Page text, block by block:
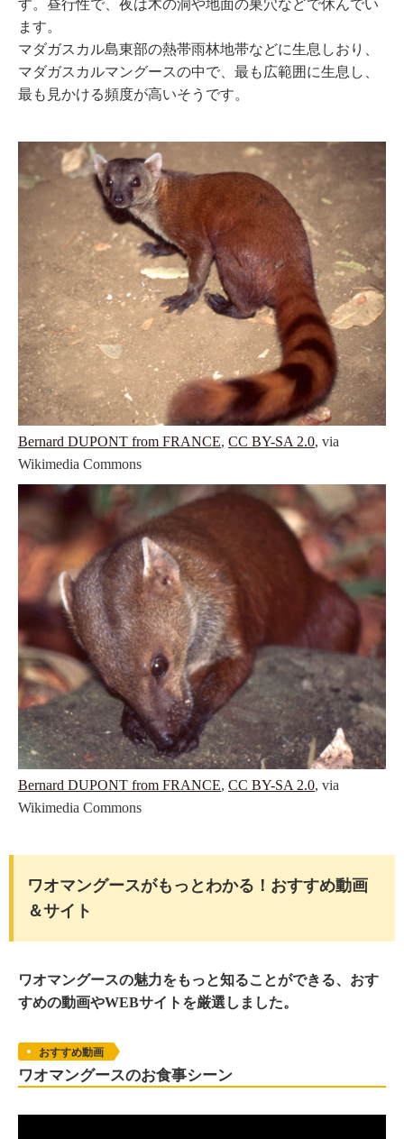
す。昼行性で、夜は木の洞や地面の巣穴などで休んでい
ます。
マダガスカル島東部の熱帯雨林地帯などに生息しおり、
マダガスカルマングースの中で、最も広範囲に生息し、
最も見かける頻度が高いそうです。
Bernard DUPONT from FRANCE, CC BY-SA 2.0, via
Wikimedia Commons
Bernard DUPONT from FRANCE, CC BY-SA 2.0, via
Wikimedia Commons
ワオマングースがもっとわかる！おすすめ動画
＆サイト
ワオマングースの魅力をもっと知ることができる、おす
すめの動画やWEBサイトを厳選しました。
おすすめ動画
ワオマングースのお食事シーン